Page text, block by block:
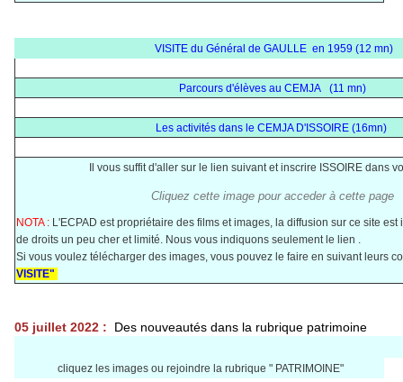
VISITE du Général de GAULLE en 1959 (12 mn)
Parcours d'élèves au CEMJA (11 mn)
Les activités dans le CEMJA D'ISSOIRE (16mn)
Il vous suffit d'aller sur le lien suivant et inscrire ISSOIRE dans
Cliquez cette image pour acceder à cette page
NOTA : L'ECPAD est propriétaire des films et images, la diffusion sur ce site
de droits un peu cher et limité. Nous vous indiquons seulement le lien .
Si vous voulez télécharger des images, vous pouvez le faire en suivant leurs
VISITE"
05 juillet 2022 : Des nouveautés dans la rubrique patrimoine
cliquez les images ou rejoindre la rubrique " PATRIMOINE"